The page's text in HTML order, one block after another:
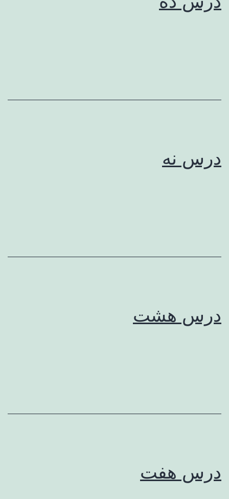
درس نه
درس هشت
درس هفت